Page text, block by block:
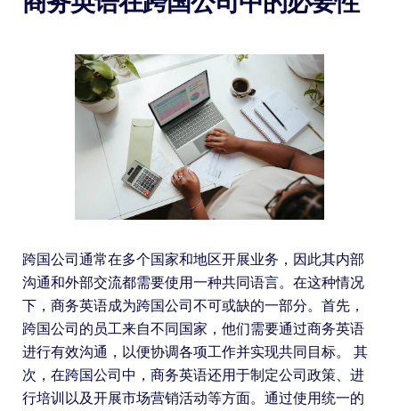
跨国公司通常在多个国家和地区开展业务，因此其内部
沟通和外部交流都需要使用一种共同语言。在这种情况
下，商务英语成为跨国公司不可或缺的一部分。首先，
跨国公司的员工来自不同国家，他们需要通过商务英语
进行有效沟通，以便协调各项工作并实现共同目标。 其
次，在跨国公司中，商务英语还用于制定公司政策、进
行培训以及开展市场营销活动等方面。通过使用统一的